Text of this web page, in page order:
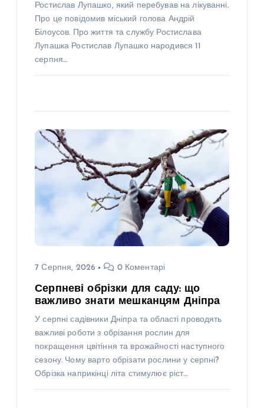
Ростислав Лупашко, який перебував на лікуванні.
Про це повідомив міський голова Андрій
Білоусов. Про життя та службу Ростислава
Лупашка Ростислав Лупашко народився 11
серпня…
7 Серпня, 2026 0 Коментарі
Серпневі обрізки для саду: що
важливо знати мешканцям Дніпра
У серпні садівники Дніпра та області проводять
важливі роботи з обрізання рослин для
покращення цвітіння та врожайності наступного
сезону. Чому варто обрізати рослини у серпні?
Обрізка наприкінці літа стимулює ріст…